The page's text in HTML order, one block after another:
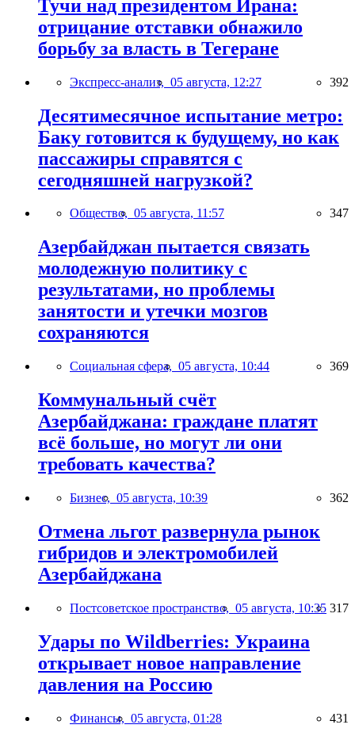
Тучи над президентом Ирана:
отрицание отставки обнажило
борьбу за власть в Тегеране
Экспресс-анализ, 05 августа, 12:27 392
Десятимесячное испытание метро:
Баку готовится к будущему, но как
пассажиры справятся с
сегодняшней нагрузкой?
Общество, 05 августа, 11:57 347
Азербайджан пытается связать
молодежную политику с
результатами, но проблемы
занятости и утечки мозгов
сохраняются
Социальная сфера, 05 августа, 10:44 369
Коммунальный счёт
Азербайджана: граждане платят
всё больше, но могут ли они
требовать качества?
Бизнес, 05 августа, 10:39 362
Отмена льгот развернула рынок
гибридов и электромобилей
Азербайджана
Постсоветское пространство, 05 августа, 10:35 317
Удары по Wildberries: Украина
открывает новое направление
давления на Россию
Финансы, 05 августа, 01:28 431